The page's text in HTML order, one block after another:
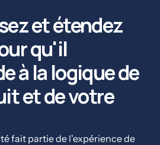
et étendez
qu'il
à la logique de
et de votre
fait partie de l'expérience de